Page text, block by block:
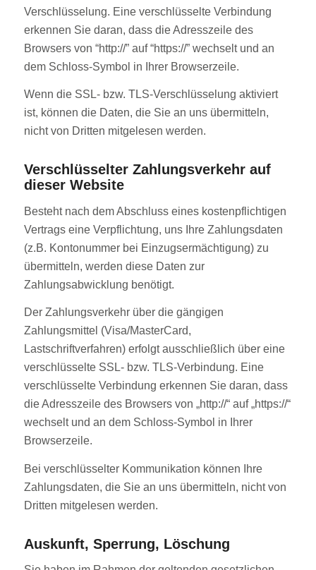
Verschlüsselung. Eine verschlüsselte Verbindung
erkennen Sie daran, dass die Adresszeile des
Browsers von “http://” auf “https://” wechselt und an
dem Schloss-Symbol in Ihrer Browserzeile.
Wenn die SSL- bzw. TLS-Verschlüsselung aktiviert
ist, können die Daten, die Sie an uns übermitteln,
nicht von Dritten mitgelesen werden.
Verschlüsselter Zahlungsverkehr auf
dieser Website
Besteht nach dem Abschluss eines kostenpflichtigen
Vertrags eine Verpflichtung, uns Ihre Zahlungsdaten
(z.B. Kontonummer bei Einzugsermächtigung) zu
übermitteln, werden diese Daten zur
Zahlungsabwicklung benötigt.
Der Zahlungsverkehr über die gängigen
Zahlungsmittel (Visa/MasterCard,
Lastschriftverfahren) erfolgt ausschließlich über eine
verschlüsselte SSL- bzw. TLS-Verbindung. Eine
verschlüsselte Verbindung erkennen Sie daran, dass
die Adresszeile des Browsers von „http://“ auf „https://“
wechselt und an dem Schloss-Symbol in Ihrer
Browserzeile.
Bei verschlüsselter Kommunikation können Ihre
Zahlungsdaten, die Sie an uns übermitteln, nicht von
Dritten mitgelesen werden.
Auskunft, Sperrung, Löschung